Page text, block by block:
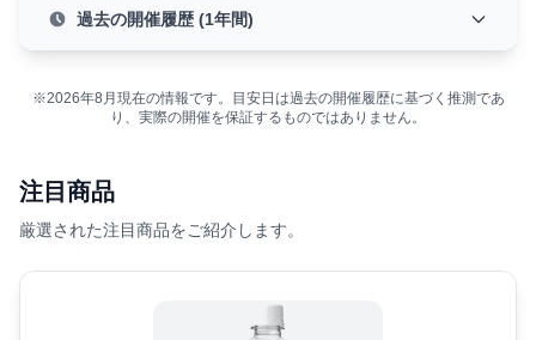
過去の開催履歴 (1年間)
※2026年8月現在の情報です。目安日は過去の開催履歴に基づく推測であ
り、実際の開催を保証するものではありません。
注目商品
厳選された注目商品をご紹介します。